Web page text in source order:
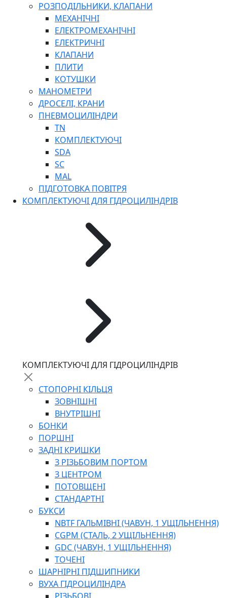
РОЗПОДІЛЬНИКИ, КЛАПАНИ
МЕХАНІЧНІ
ЕЛЕКТРОМЕХАНІЧНІ
ЕЛЕКТРИЧНІ
КЛАПАНИ
ПЛИТИ
КОТУШКИ
МАНОМЕТРИ
ДРОСЕЛІ, КРАНИ
ПНЕВМОЦИЛІНДРИ
TN
КОМПЛЕКТУЮЧІ
SDA
SC
MAL
ПІДГОТОВКА ПОВІТРЯ
КОМПЛЕКТУЮЧІ ДЛЯ ГІДРОЦИЛІНДРІВ
КОМПЛЕКТУЮЧІ ДЛЯ ГІДРОЦИЛІНДРІВ
СТОПОРНІ КІЛЬЦЯ
ЗОВНІШНІ
ВНУТРІШНІ
БОНКИ
ПОРШНІ
ЗАДНІ КРИШКИ
З РІЗЬБОВИМ ПОРТОМ
З ЦЕНТРОМ
ПОТОВЩЕНІ
СТАНДАРТНІ
БУКСИ
NBTF ГАЛЬМІВНІ (ЧАВУН, 1 УЩІЛЬНЕННЯ)
CGPM (СТАЛЬ, 2 УЩІЛЬНЕННЯ)
GDC (ЧАВУН, 1 УЩІЛЬНЕННЯ)
ТОЧЕНІ
ШАРНІРНІ ПІДШИПНИКИ
ВУХА ГІДРОЦИЛІНДРА